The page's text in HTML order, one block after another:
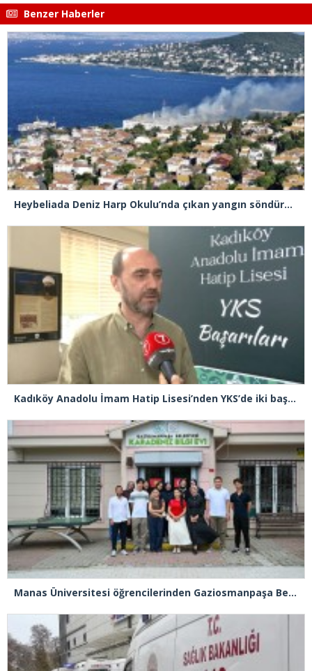
Benzer Haberler
Heybeliada Deniz Harp Okulu’nda çıkan yangın söndürüldü
Kadıköy Anadolu İmam Hatip Lisesi’nden YKS’de iki başarı birden
Manas Üniversitesi öğrencilerinden Gaziosmanpaşa Belediyesi’ne ziyaret